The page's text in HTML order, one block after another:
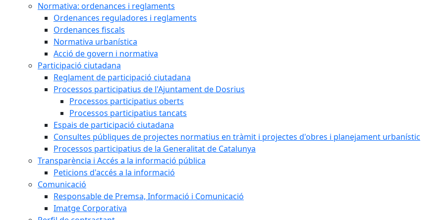
Normativa: ordenances i reglaments
Ordenances reguladores i reglaments
Ordenances fiscals
Normativa urbanística
Acció de govern i normativa
Participació ciutadana
Reglament de participació ciutadana
Processos participatius de l'Ajuntament de Dosrius
Processos participatius oberts
Processos participatius tancats
Espais de participació ciutadana
Consultes públiques de projectes normatius en tràmit i projectes d'obres i planejament urbanístic
Processos participatius de la Generalitat de Catalunya
Transparència i Accés a la informació pública
Peticions d'accés a la informació
Comunicació
Responsable de Premsa, Informació i Comunicació
Imatge Corporativa